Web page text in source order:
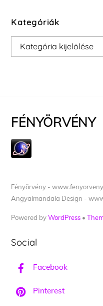
Kategóriák
Kategóriák
FÉNYÖRVÉNY
Fényörvény -
Angyalmandala Design -
Powered byWordPress •
Social
Facebook
Pinterest